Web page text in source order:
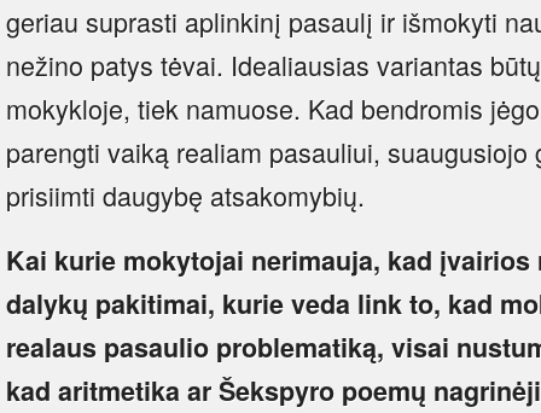
geriau suprasti aplinkinį pasaulį ir išmokyti
nežino patys tėvai. Idealiausias variantas
mokykloje, tiek namuose. Kad bendromis
parengti vaiką realiam pasauliui,
prisiimti daugybę atsakomybių.
Kai kurie mokytojai nerimauja, kad
dalykų pakitimai, kurie veda link to, kad
realaus pasaulio problematiką, visai
kad aritmetika ar Šekspyro poemų